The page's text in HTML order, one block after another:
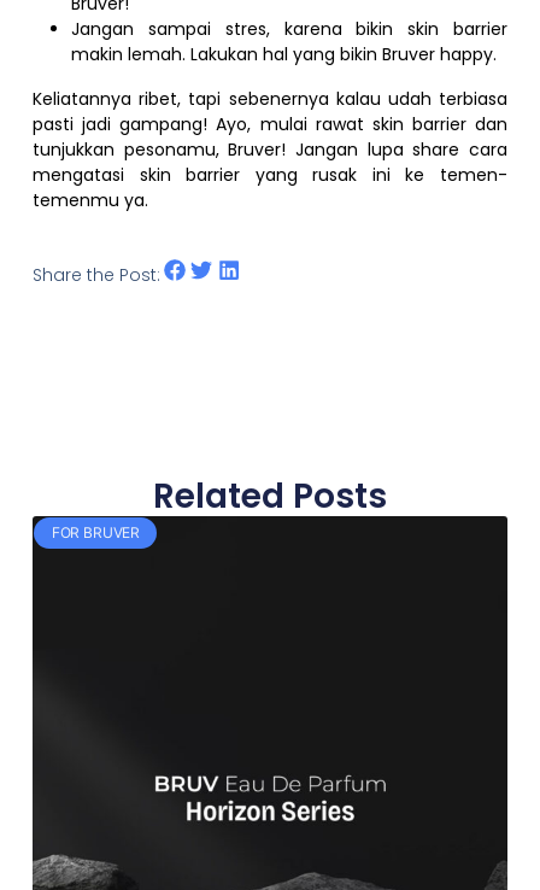
Jangan sampai stres, karena bikin skin barrier
makin lemah. Lakukan hal yang bikin Bruver happy.
Keliatannya ribet, tapi sebenernya kalau udah terbiasa
pasti jadi gampang! Ayo, mulai rawat skin barrier dan
tunjukkan pesonamu, Bruver! Jangan lupa share cara
mengatasi skin barrier yang rusak ini ke temen-
temenmu ya.
Share the Post:
Related Posts
FOR BRUVER